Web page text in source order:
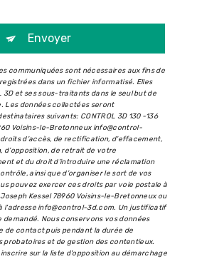
Envoyer
communiquées sont nécessaires aux fins de
dans un fichier informatisé. Elles
3D et ses sous-traitants dans le seul but de
Les données collectées seront
suivants: CONTROL 3D 130 -136
Voisins-le-Bretonneux info@control-
d’accès, de rectification, d’effacement,
d’opposition, de retrait de votre
et du droit d’introduire une réclamation
ainsi que d’organiser le sort de vos
pouvez exercer ces droits par voie postale à
Kessel 78960 Voisins-le-Bretonneux ou
l'adresse info@control-3d.com. Un justificatif
Nous conservons vos données
de contact puis pendant la durée de
probatoires et de gestion des contentieux.
sur la liste d'opposition au démarchage